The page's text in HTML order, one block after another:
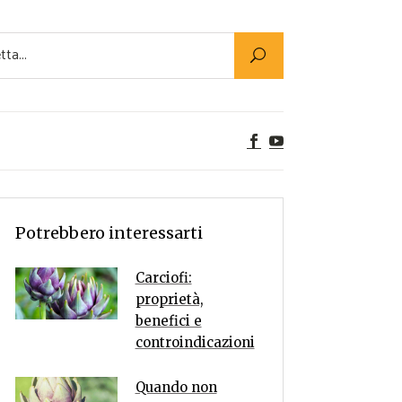
Utility
Alimenti
Rumors
Potrebbero interessarti
Carciofi:
proprietà,
benefici e
controindicazioni
Quando non